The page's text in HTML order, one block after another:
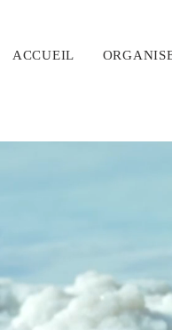
ACCUEIL